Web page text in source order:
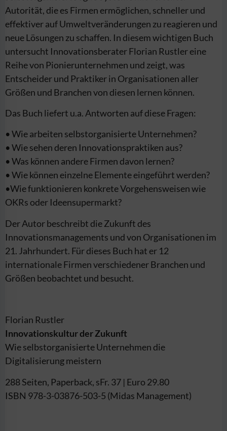
Autorität, die es Firmen ermöglichen, schneller und
effektiver auf Umweltveränderungen zu reagieren und
neue Lösungen zu schaffen. In diesem wichtigen Buch
untersucht Innovationsberater Florian Rustler eine
Reihe von Pionierunternehmen und zeigt, was
Entscheider und Praktiker in Organisationen aller
Größen und Branchen von diesen lernen können.
Das Buch liefert u.a. Antworten auf diese Fragen:
• Wie arbeiten selbstorganisierte Unternehmen?
• Wie sehen deren Innovationspraktiken aus?
• Was können andere Firmen davon lernen?
• Wie können einzelne Elemente eingeführt werden?
•Wie funktionieren konkrete Vorgehensweisen wie
OKRs oder Ideensupermarkt?
Der Autor beschreibt die Zukunft des
Innovationsmanagements und von Organisationen im
21. Jahrhundert. Für dieses Buch hat er 12
internationale Firmen verschiedener Branchen und
Größen beobachtet und besucht.
Florian Rustler
Innovationskultur der Zukunft
Wie selbstorganisierte Unternehmen die
Digitalisierung meistern
288 Seiten, Paperback, sFr. 37 | Euro 29.80
ISBN 978-3-03876-503-5 (Midas Management)